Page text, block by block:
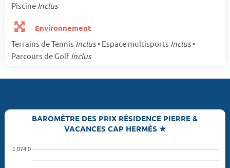
Piscine Inclus
Environnement
Terrains de Tennis Inclus• Espace multisports Inclus•
Parcours de Golf Inclus
BAROMÈTRE DES PRIX RÉSIDENCE PIERRE &
VACANCES CAP HERMÈS ★
1,074.0